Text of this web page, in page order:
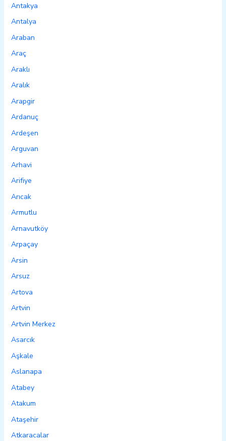
Antakya
Antalya
Araban
Araç
Araklı
Aralık
Arapgir
Ardanuç
Ardeşen
Arguvan
Arhavi
Arifiye
Arıcak
Armutlu
Arnavutköy
Arpaçay
Arsin
Arsuz
Artova
Artvin
Artvin Merkez
Asarcık
Aşkale
Aslanapa
Atabey
Atakum
Ataşehir
Atkaracalar